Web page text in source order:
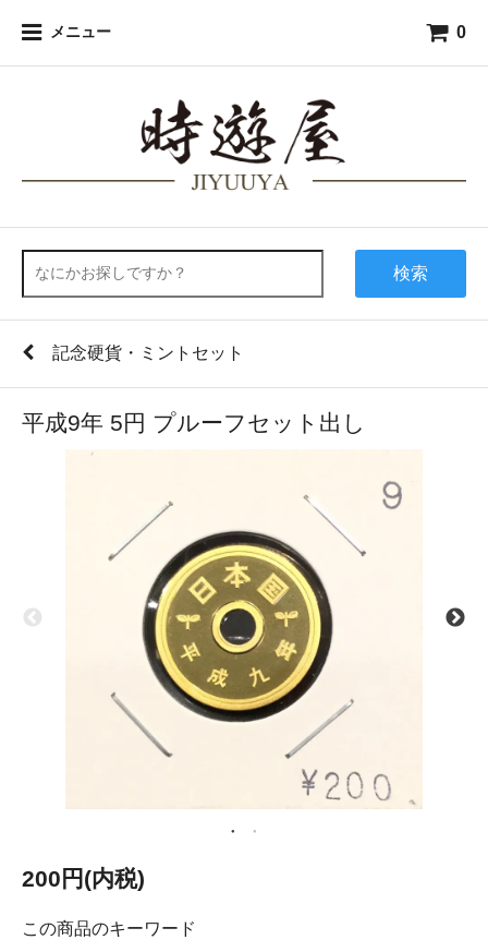
メニュー 0
検索
記念硬貨・ミントセット
平成9年 5円 プルーフセット出し
200円(内税)
この商品のキーワード